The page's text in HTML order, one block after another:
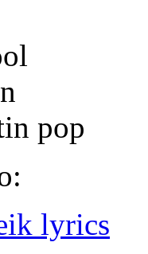
pop
lyrics